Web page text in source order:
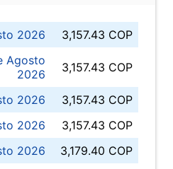
2026
3,157.43 COP
Agosto
2026
3,157.43 COP
2026
3,157.43 COP
2026
3,157.43 COP
2026
3,179.40 COP